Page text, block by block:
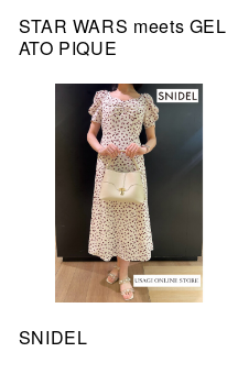
STAR WARS meets GEL
ATO PIQUE
SNIDEL